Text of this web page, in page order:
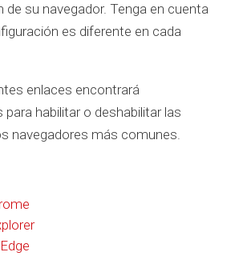
de su navegador. Tenga en cuenta
es diferente en cada
enlaces encontrará
habilitar o deshabilitar las
navegadores más comunes.